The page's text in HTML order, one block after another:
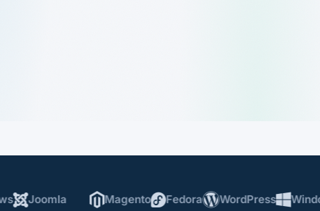
Joomla Magento Fedora WordPress